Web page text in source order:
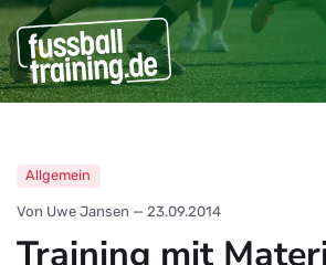
Allgemein
Von Uwe Jansen — 23.09.2014
Training mit